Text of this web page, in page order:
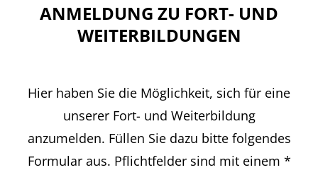
ANMELDUNG ZU FORT- UND
WEITERBILDUNGEN
Hier haben Sie die Möglichkeit, sich für eine
unserer Fort- und Weiterbildung
anzumelden. Füllen Sie dazu bitte folgendes
Formular aus. Pflichtfelder sind mit einem *